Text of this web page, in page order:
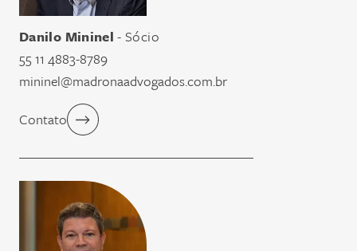
Danilo Mininel - Sócio
55 11 4883-8789
mininel@madronaadvogados.com.br
Contato